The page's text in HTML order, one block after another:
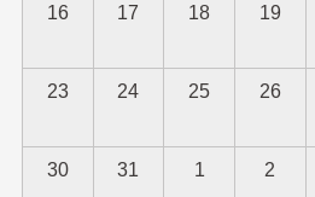
16 17 18 19
23 24 25 26
30 31 1 2